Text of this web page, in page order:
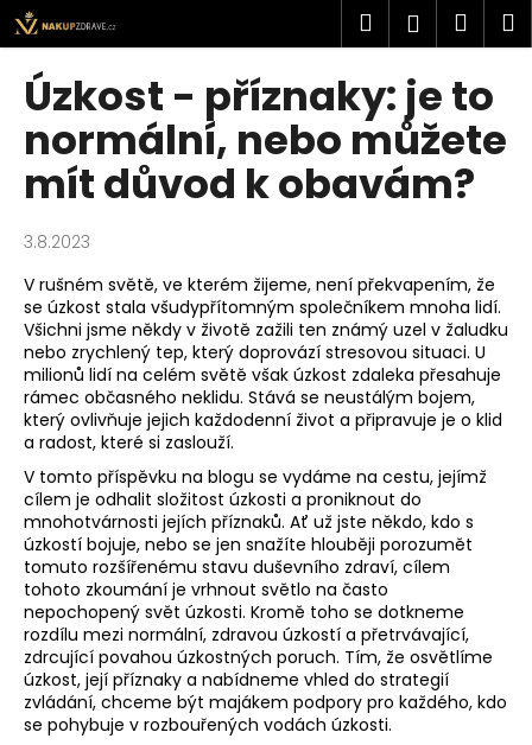
Přejít
na
obsah
Hledat
Úzkost - příznaky: je to
normální, nebo můžete
mít důvod k obavám?
3.8.2023
V rušném světě, ve kterém žijeme, není překvapením, že
se úzkost stala všudypřítomným společníkem mnoha lidí.
Všichni jsme někdy v životě zažili ten známý uzel v žaludku
nebo zrychlený tep, který doprovází stresovou situaci. U
milionů lidí na celém světě však úzkost zdaleka přesahuje
rámec občasného neklidu. Stává se neustálým bojem,
který ovlivňuje jejich každodenní život a připravuje je o klid
a radost, které si zaslouží.
V tomto příspěvku na blogu se vydáme na cestu, jejímž
cílem je odhalit složitost úzkosti a proniknout do
mnohotvárnosti jejích příznaků. Ať už jste někdo, kdo s
úzkostí bojuje, nebo se jen snažíte hlouběji porozumět
tomuto rozšířenému stavu duševního zdraví, cílem
tohoto zkoumání je vrhnout světlo na často
nepochopený svět úzkosti. Kromě toho se dotkneme
rozdílu mezi normální, zdravou úzkostí a přetrvávající,
zdrcující povahou úzkostných poruch. Tím, že osvětlíme
úzkost, její příznaky a nabídneme vhled do strategií
zvládání, chceme být majákem podpory pro každého, kdo
se pohybuje v rozbouřených vodách úzkosti.
K
o
C
o
p
t
ř
e
b
u
j
e
t
e
n
a
j
í
t
?